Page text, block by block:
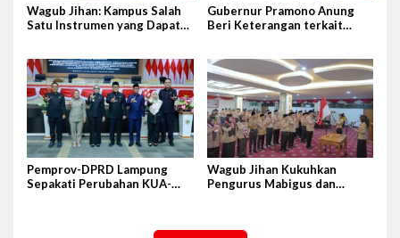
Wagub Jihan: Kampus Salah
Satu Instrumen yang Dapat
Gubernur Pramono Anung
Beri Keterangan terkait
Pemprov-DPRD Lampung
Sepakati Perubahan KUA-
Wagub Jihan Kukuhkan
Pengurus Mabigus dan